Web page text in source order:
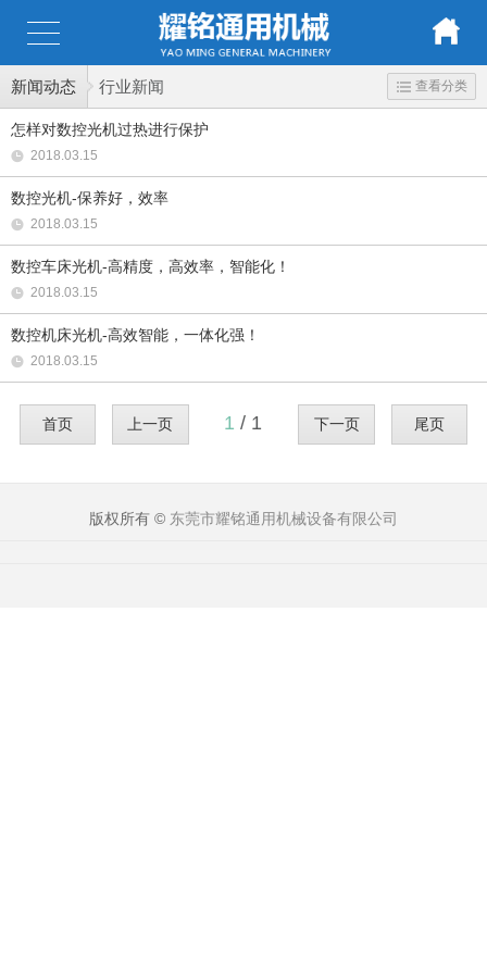
新闻动态 行业新闻 查看分类
怎样对数控光机过热进行保护
2018.03.15
数控光机-保养好，效率
2018.03.15
数控车床光机-高精度，高效率，智能化！
2018.03.15
数控机床光机-高效智能，一体化强！
2018.03.15
首页 上一页 1 / 1 下一页 尾页
版权所有 © 东莞市耀铭通用机械设备有限公司